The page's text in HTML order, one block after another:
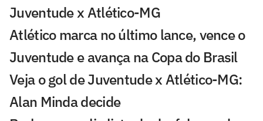
Juventude x Atlético-MG
Atlético marca no último lance, vence o
Juventude e avança na Copa do Brasil
Veja o gol de Juventude x Atlético-MG:
Alan Minda decide